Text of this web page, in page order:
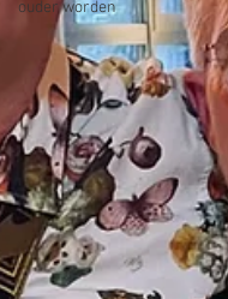
ouder worden